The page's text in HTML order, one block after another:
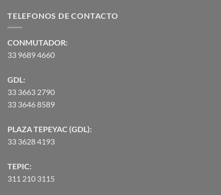
TELEFONOS DE CONTACTO
CONMUTADOR:
33 9689 4660
GDL:
33 3663 2790
33 3646 8589
PLAZA TEPEYAC (GDL):
33 3628 4193
TEPIC:
311 210 3115